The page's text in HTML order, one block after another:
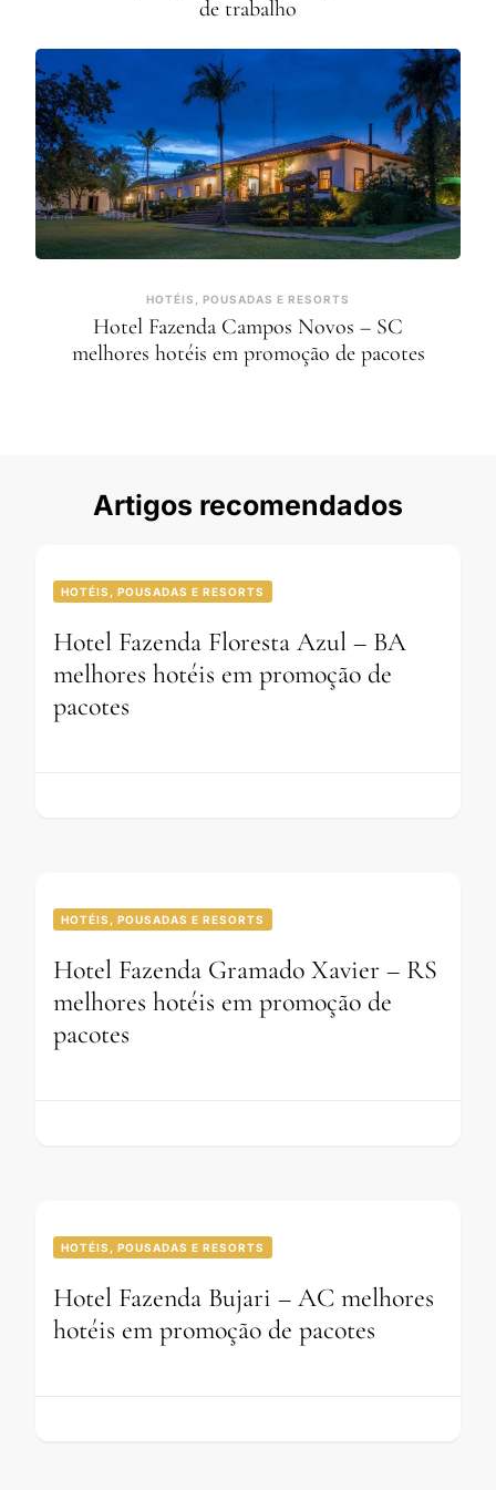
de trabalho
HOTÉIS, POUSADAS E RESORTS
Hotel Fazenda Campos Novos – SC
melhores hotéis em promoção de pacotes
Artigos recomendados
HOTÉIS, POUSADAS E RESORTS
Hotel Fazenda Floresta Azul – BA
melhores hotéis em promoção de
pacotes
HOTÉIS, POUSADAS E RESORTS
Hotel Fazenda Gramado Xavier – RS
melhores hotéis em promoção de
pacotes
HOTÉIS, POUSADAS E RESORTS
Hotel Fazenda Bujari – AC melhores
hotéis em promoção de pacotes